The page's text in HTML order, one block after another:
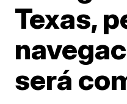
Texas,
será